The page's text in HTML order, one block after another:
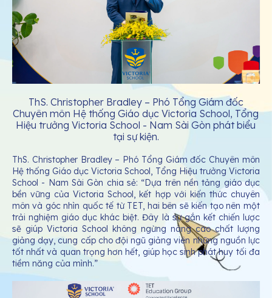
ThS. Christopher Bradley – Phó Tổng Giám đốc
Chuyên môn Hệ thống Giáo dục Victoria School, Tổng
Hiệu trưởng Victoria School - Nam Sài Gòn phát biểu
tại sự kiện.
ThS. Christopher Bradley – Phó Tổng Giám đốc Chuyên môn
Hệ thống Giáo dục Victoria School, Tổng Hiệu trưởng Victoria
School - Nam Sài Gòn chia sẻ: “Dựa trên nền tảng giáo dục
bền vững của Victoria School, kết hợp với kiến thức chuyên
môn và góc nhìn quốc tế từ TET, hai bên sẽ kiến tạo nên một
trải nghiệm giáo dục khác biệt. Đây là sự gắn kết chiến lược
sẽ giúp Victoria School không ngừng nâng cao chất lượng
giảng dạy, cung cấp cho đội ngũ giảng viên những nguồn lực
tốt nhất và quan trọng hơn hết, giúp học sinh phát huy tối đa
tiềm năng của mình.”